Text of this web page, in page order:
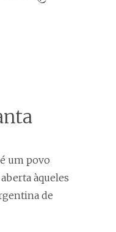
um povo
àqueles
de